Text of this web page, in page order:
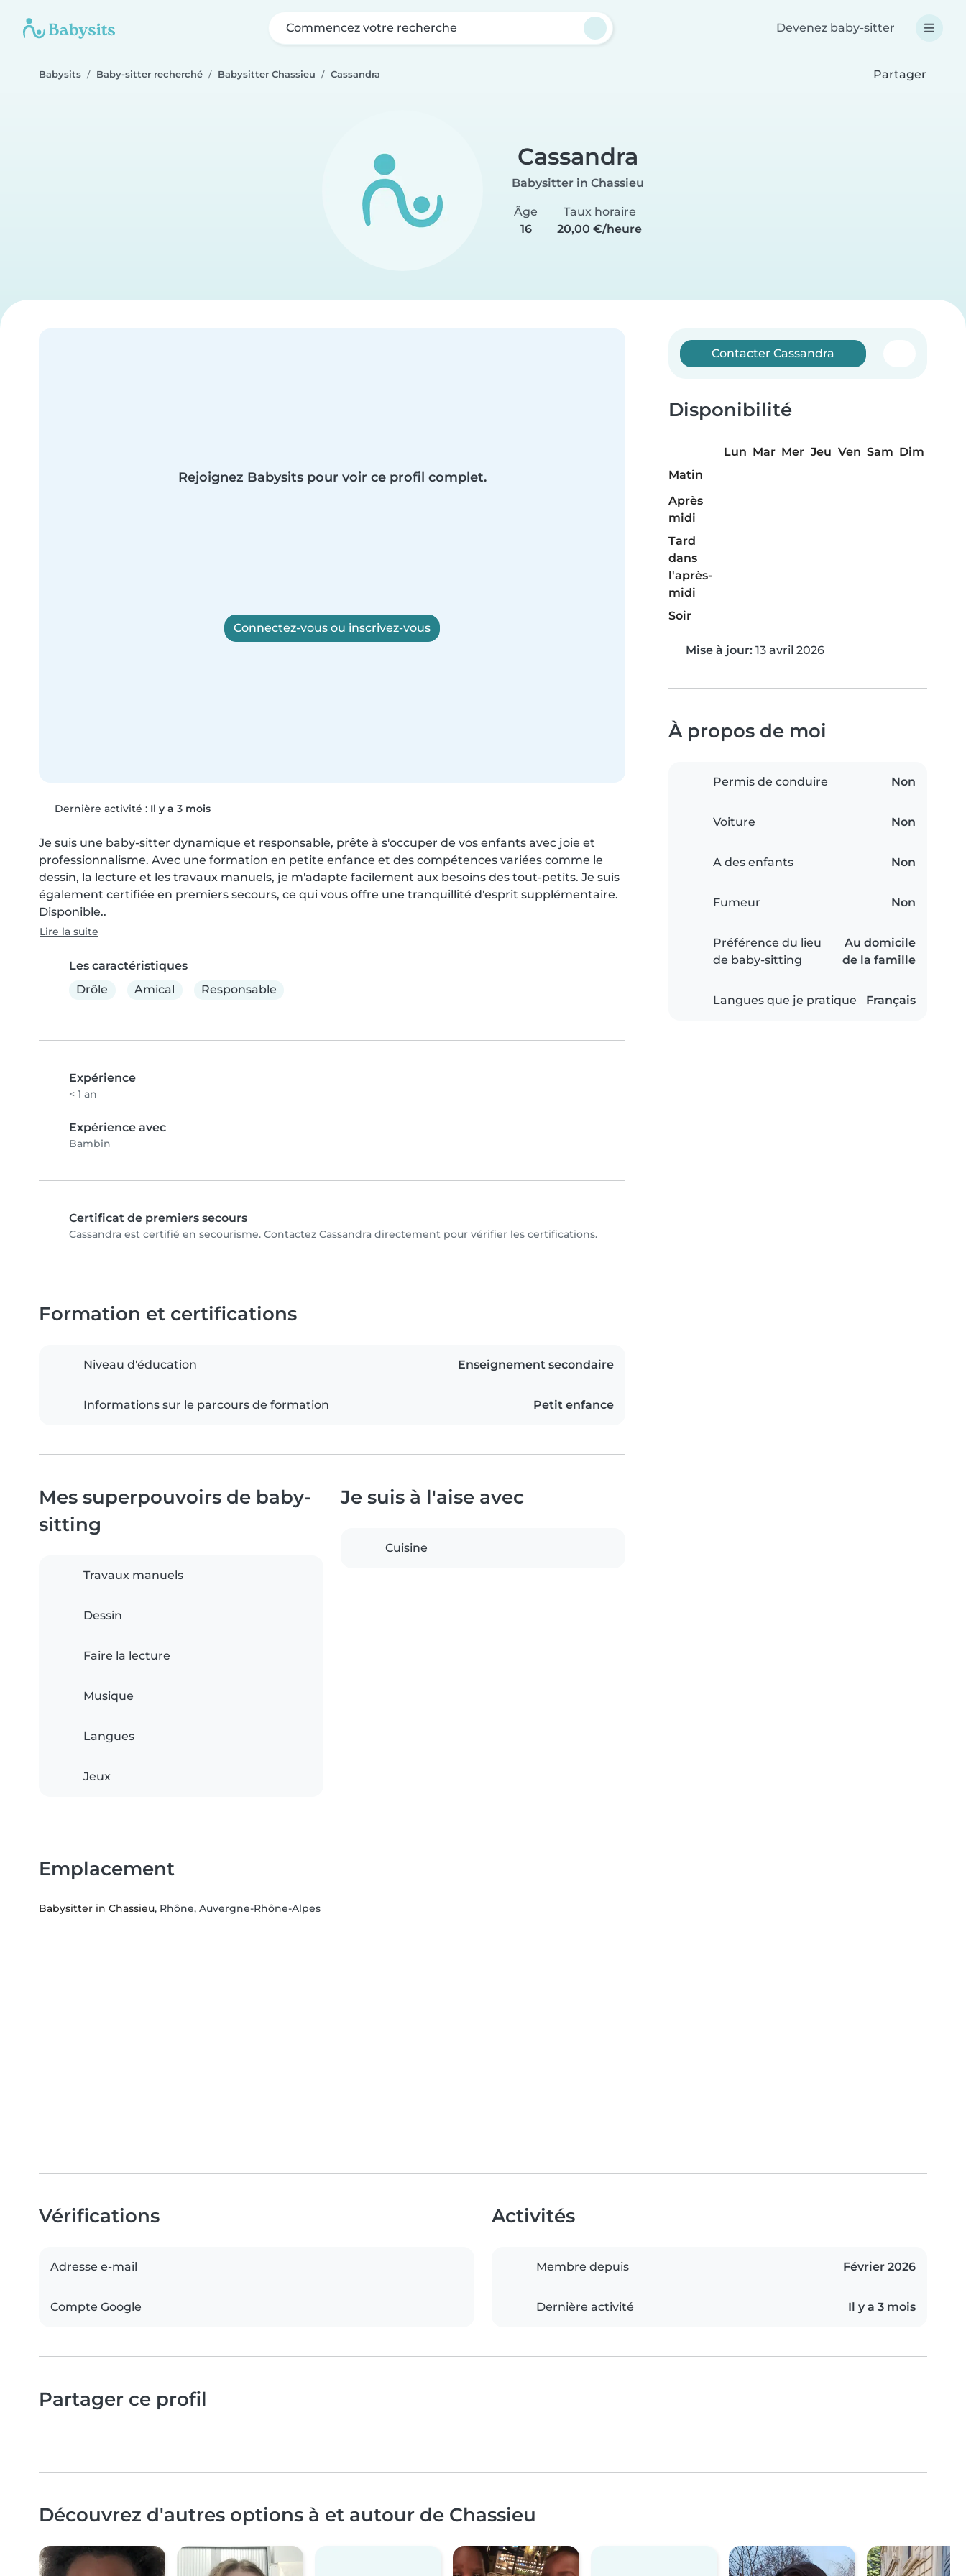
Commencez votre recherche Devenez baby-sitter
Babysits Baby-sitter recherché Babysitter Chassieu Cassandra Partager
Cassandra
Babysitter in Chassieu
Âge
16
Taux horaire
20,00 €/heure
Rejoignez Babysits pour voir ce profil complet.
Connectez-vous ou inscrivez-vous
Dernière activité : Il y a 3 mois
Je suis une baby-sitter dynamique et responsable, prête à s'occuper de vos enfants avec joie et
professionnalisme. Avec une formation en petite enfance et des compétences variées comme le
dessin, la lecture et les travaux manuels, je m'adapte facilement aux besoins des tout-petits. Je suis
également certifiée en premiers secours, ce qui vous offre une tranquillité d'esprit supplémentaire.
Disponible..
Lire la suite
Les caractéristiques
Drôle
Amical Responsable
Expérience
< 1 an
Expérience avec
Bambin
Certificat de premiers secours
Cassandra est certifié en secourisme. Contactez Cassandra directement pour vérifier les certifications.
Contacter Cassandra
Disponibilité
Lun Mar Mer Jeu Ven Sam Dim
Matin
Après
midi
Tard
dans
l'après-
midi
Soir
Mise à jour: 13 avril 2026
À propos de moi
Permis de conduire Non
Voiture Non
A des enfants Non
Fumeur Non
Préférence du lieu
de baby-sitting
Au domicile
de la famille
Langues que je pratique Français
Formation et certifications
Niveau d'éducation Enseignement secondaire
Informations sur le parcours de formation Petit enfance
Mes superpouvoirs de baby-
sitting
Travaux manuels
Dessin
Faire la lecture
Musique
Langues
Jeux
Je suis à l'aise avec
Cuisine
Emplacement
Babysitter in Chassieu, Rhône, Auvergne-Rhône-Alpes
Vérifications
Adresse e-mail
Compte Google
Activités
Membre depuis Février 2026
Dernière activité Il y a 3 mois
Partager ce profil
Découvrez d'autres options à et autour de Chassieu